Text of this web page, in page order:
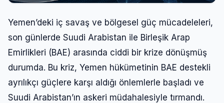
Yemen’deki iç savaş ve bölgesel güç mücadeleleri,
son günlerde Suudi Arabistan ile Birleşik Arap
Emirlikleri (BAE) arasında ciddi bir krize dönüşmüş
durumda. Bu kriz, Yemen hükümetinin BAE destekli
ayrılıkçı güçlere karşı aldığı önlemlerle başladı ve
Suudi Arabistan’ın askeri müdahalesiyle tırmandı.